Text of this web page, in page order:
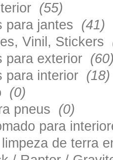
(55)
para jantes (41)
Vinil, Stickers
para exterior
para interior (18)
(0)
pneus (0)
para
de terra